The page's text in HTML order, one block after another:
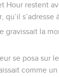
Hour restent
s’adresse
gravissait la
se posa sur
comme